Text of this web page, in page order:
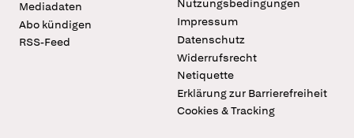
Mediadaten
Abo kündigen
RSS-Feed
Nutzungsbedingungen
Impressum
Datenschutz
Widerrufsrecht
Netiquette
Erklärung zur Barrierefreiheit
Cookies & Tracking